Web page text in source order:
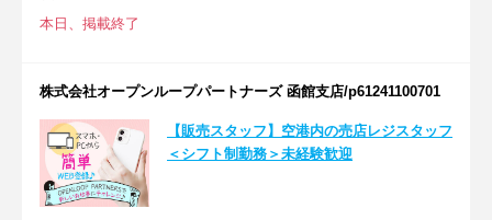
本日、掲載終了
株式会社オープンループパートナーズ 函館支店/p61241100701
【販売スタッフ】空港内の売店レジスタッフ
＜シフト制勤務＞未経験歓迎